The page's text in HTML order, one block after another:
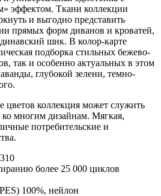
эффектом. Ткани коллекции
и выгодно представить
прямых форм диванов и кроватей,
шик. В колор-карте
подборка стильных бежево-
так и особенно актуальных в этом
глубокой зелени, темно-
цветов коллекция может служить
многим дизайнам. Мягкая,
потребительские и
более 25 000 циклов
100%, нейлон